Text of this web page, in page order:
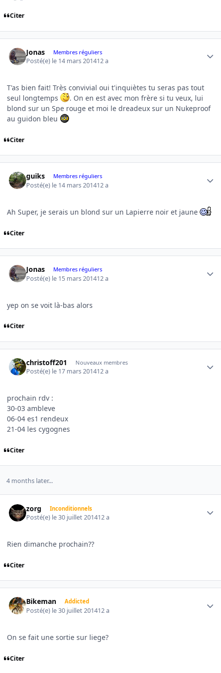
Citer
Jonas Membres réguliers
Posté(e) le 14 mars 201412 a
T'as bien fait! Très convivial oui t'inquiètes tu seras pas tout
seul longtemps
. On en est avec mon frère si tu veux, lui
blond sur un Spe rouge et moi le dreadeux sur un Nukeproof
au guidon bleu
Citer
guiks Membres réguliers
Posté(e) le 14 mars 201412 a
Ah Super, je serais un blond sur un Lapierre noir et jaune
Citer
Jonas Membres réguliers
Posté(e) le 15 mars 201412 a
yep on se voit là-bas alors
Citer
christoff201 Nouveaux membres
Posté(e) le 17 mars 201412 a
prochain rdv :
30-03 ambleve
06-04 es1 rendeux
21-04 les cygognes
Citer
4 months later...
zorg Inconditionnels
Posté(e) le 30 juillet 201412 a
Rien dimanche prochain??
Citer
Bikeman Addicted
Posté(e) le 30 juillet 201412 a
On se fait une sortie sur liege?
Citer